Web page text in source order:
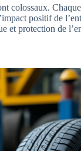
colossaux.
positif de
et protection de